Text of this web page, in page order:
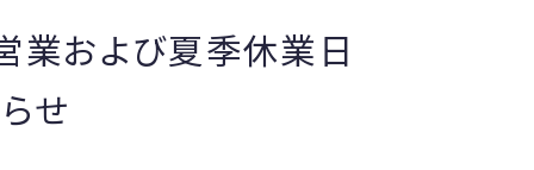
業および夏季休業日
せ